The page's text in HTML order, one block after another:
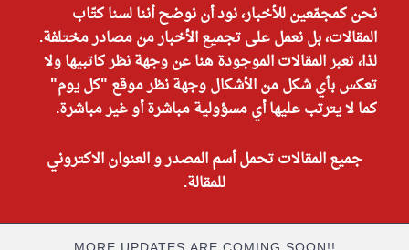
نحن كمجمّعين للأخبار، نود أن نوضح أننا لسنا كتّاب
المقالات، بل نعمل على تجميع الأخبار من مصادر مختلفة.
لذا، تعبر المقالات الموجودة هنا عن وجهة نظر كاتبيها ولا
تعكس بأي شكل من الأشكال وجهة نظر موقع "كل يوم"
كما لا يترتب عليها أي مسؤولية مباشرة أو غير مباشرة.
جميع المقالات تحمل أسم المصدر و العنوان الاكتروني
للمقالة.